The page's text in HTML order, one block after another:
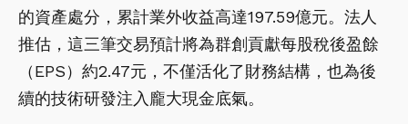
的資產處分，累計業外收益高達197.59億元。法人
推估，這三筆交易預計將為群創貢獻每股稅後盈餘
（EPS）約2.47元，不僅活化了財務結構，也為後
續的技術研發注入龐大現金底氣。